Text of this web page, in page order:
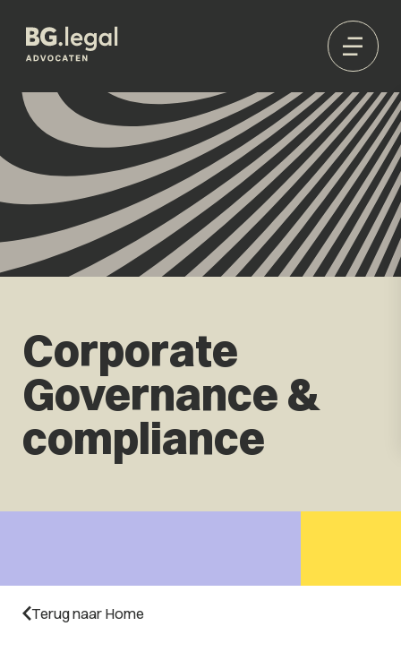
Corporate
Governance &
compliance
Terug naar Home